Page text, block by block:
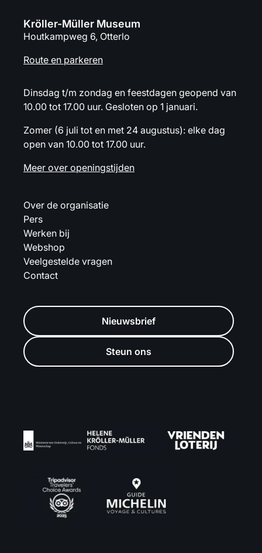
Kröller-Müller Museum
Houtkampweg 6, Otterlo
Route en parkeren
Dinsdag t/m zondag en feestdagen geopend van
10.00 tot 17.00 uur. Gesloten op 1 januari.
Zomer (6 juli tot en met 24 augustus): elke dag
open van 10.00 tot 17.00 uur.
Meer over openingstijden
Over de organisatie
Pers
Werken bij
Webshop
Veelgestelde vragen
Contact
Nieuwsbrief
Steun ons